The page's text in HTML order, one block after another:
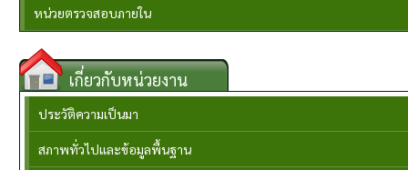
หน่วยตรวจสอบภายใน
เกี่ยวกับหน่วยงาน
ประวัติความเป็นมา
สภาพทั่วไปและข้อมูลพื้นฐาน